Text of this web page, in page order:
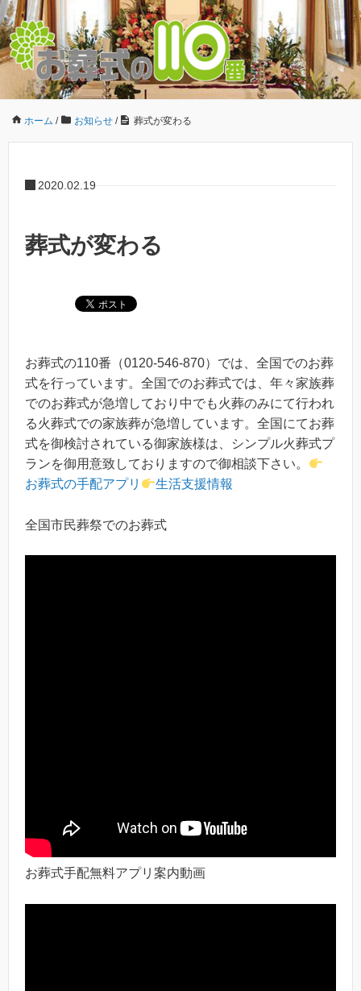
ホーム / お知らせ / 葬式が変わる
2020.02.19
葬式が変わる
お葬式の110番（0120-546-870）では、全国でのお葬
式を行っています。全国でのお葬式では、年々家族葬
でのお葬式が急増しており中でも火葬のみにて行われ
る火葬式での家族葬が急増しています。全国にてお葬
式を御検討されている御家族様は、シンプル火葬式プ
ランを御用意致しておりますので御相談下さい。
お葬式の手配アプリ
生活支援情報
全国市民葬祭でのお葬式
お葬式手配無料アプリ案内動画